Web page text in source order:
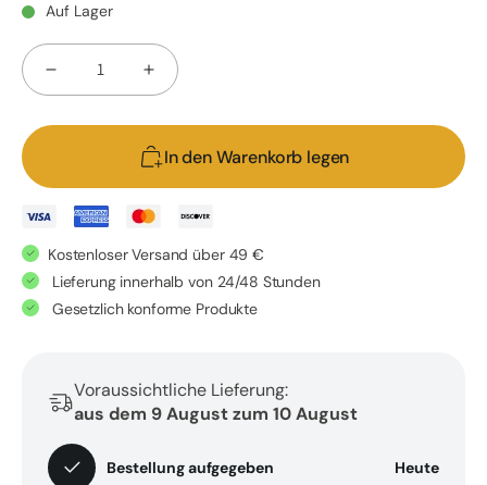
Auf Lager
Verringere
Schalf-
Paket
Erhöhe
für
Schalf-
Paket
In den Warenkorb legen
Kostenloser Versand über 49 €
Lieferung innerhalb von 24/48 Stunden
Gesetzlich konforme Produkte
Voraussichtliche Lieferung:
aus dem 9 August zum 10 August
Bestellung aufgegeben Heute